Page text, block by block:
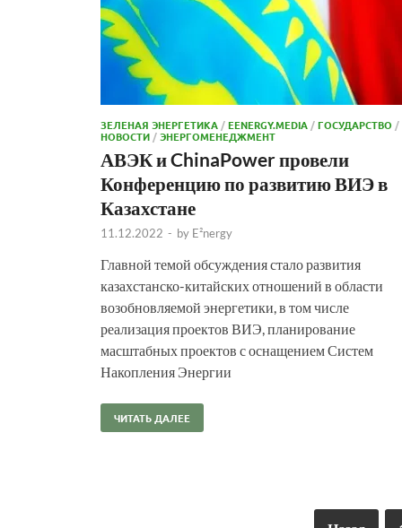
ЗЕЛЕНАЯ ЭНЕРГЕТИКА /EENERGY.MEDIA /ГОСУДАРСТВО /
НОВОСТИ /ЭНЕРГОМЕНЕДЖМЕНТ
АВЭК и ChinaPower провели
Конференцию по развитию ВИЭ в
Казахстане
11.12.2022 - by E²nergy
Главной темой обсуждения стало развития
казахстанско-китайских отношений в области
возобновляемой энергетики, в том числе
реализация проектов ВИЭ, планирование
масштабных проектов с оснащением Систем
Накопления Энергии
ЧИТАТЬ ДАЛЕЕ